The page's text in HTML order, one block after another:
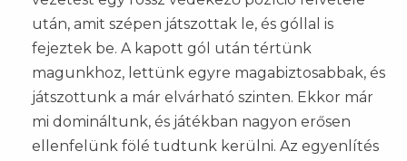
után, amit szépen játszottak le, és góllal is
fejeztek be. A kapott gól után tértünk
magunkhoz, lettünk egyre magabiztosabbak, és
játszottunk a már elvárható szinten. Ekkor már
mi domináltunk, és játékban nagyon erősen
ellenfelünk fölé tudtunk kerülni. Az egyenlítés